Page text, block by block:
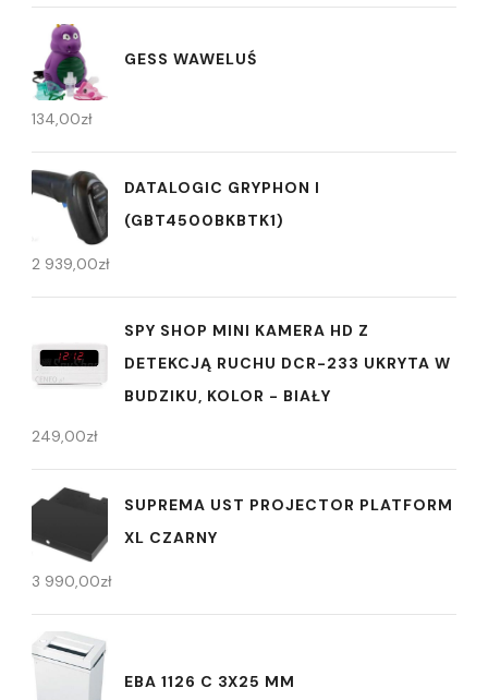
GESS WAWELUŚ
134,00zł
DATALOGIC GRYPHON I
(GBT4500BKBTK1)
2 939,00zł
SPY SHOP MINI KAMERA HD Z
DETEKCJĄ RUCHU DCR-233 UKRYTA W
BUDZIKU, KOLOR - BIAŁY
249,00zł
SUPREMA UST PROJECTOR PLATFORM
XL CZARNY
3 990,00zł
EBA 1126 C 3X25 MM